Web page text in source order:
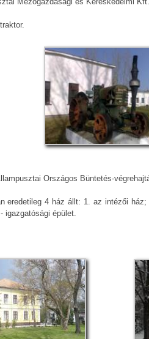
Országos Büntetés-
eredetileg 4 ház állt: 1. az intézői
épület.